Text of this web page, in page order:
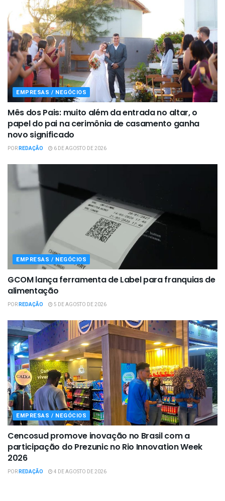
EMPRESAS / NEGÓCIOS
Mês dos Pais: muito além da entrada no altar, o
papel do pai na cerimônia de casamento ganha
novo significado
PORREDAÇÃO 6 DE AGOSTO DE 2026
EMPRESAS / NEGÓCIOS
GCOM lança ferramenta de Label para franquias de
alimentação
PORREDAÇÃO 5 DE AGOSTO DE 2026
EMPRESAS / NEGÓCIOS
Cencosud promove inovação no Brasil com a
participação do Prezunic no Rio Innovation Week
2026
PORREDAÇÃO 4 DE AGOSTO DE 2026